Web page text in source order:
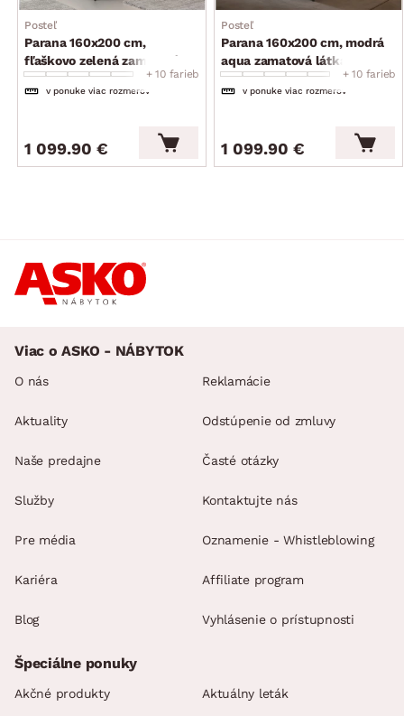
dodávané v čiastočnom demonte
Posteľ
Parana 160x200 cm,
fľaškovo zelená zamatová
látka
+ 10 farieb
v ponuke viac rozmerov
1 099.90 €
Posteľ
Parana 160x200 cm, modrá
aqua zamatová látka
+ 10 farieb
v ponuke viac rozmerov
1 099.90 €
Viac o ASKO - NÁBYTOK
O nás
Aktuality
Naše predajne
Služby
Pre média
Kariéra
Blog
Reklamácie
Odstúpenie od zmluvy
Časté otázky
Kontaktujte nás
Oznamenie - Whistleblowing
Affiliate program
Vyhlásenie o prístupnosti
Špeciálne ponuky
Akčné produkty Aktuálny leták